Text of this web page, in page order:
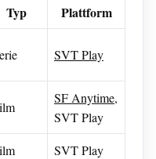
Typ Plattform
SVT Play
SF Anytime,
SVT Play
SVT Play